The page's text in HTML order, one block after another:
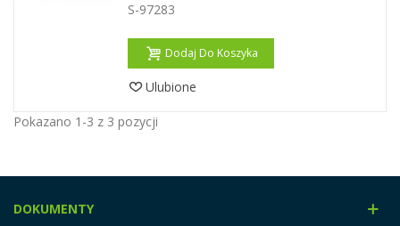
S-97283
Dodaj Do Koszyka
Ulubione
Pokazano 1-3 z 3 pozycji
DOKUMENTY